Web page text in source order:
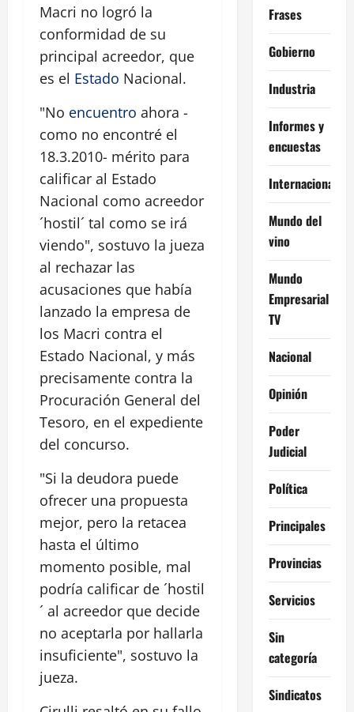
Macri no logró la
conformidad de su
principal acreedor, que
es el Estado Nacional.
"No encuentro ahora -
como no encontré el
18.3.2010- mérito para
calificar al Estado
Nacional como acreedor
´hostil´ tal como se irá
viendo", sostuvo la jueza
al rechazar las
acusaciones que había
lanzado la empresa de
los Macri contra el
Estado Nacional, y más
precisamente contra la
Procuración General del
Tesoro, en el expediente
del concurso.
"Si la deudora puede
ofrecer una propuesta
mejor, pero la retacea
hasta el último
momento posible, mal
podría calificar de ´hostil
´ al acreedor que decide
no aceptarla por hallarla
insuficiente", sostuvo la
jueza.
Frases
Gobierno
Industria
Informes y
encuestas
Internacional
Mundo del
vino
Mundo
Empresarial
TV
Nacional
Opinión
Poder
Judicial
Política
Principales
Provincias
Servicios
Sin
categoría
Sindicatos